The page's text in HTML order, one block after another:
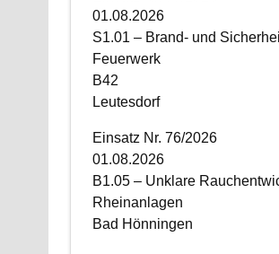
01.08.2026
S1.01 – Brand- und
Feuerwerk
B42
Leutesdorf
Einsatz Nr. 76/2026
01.08.2026
B1.05 – Unklare
Rheinanlagen
Bad Hönningen